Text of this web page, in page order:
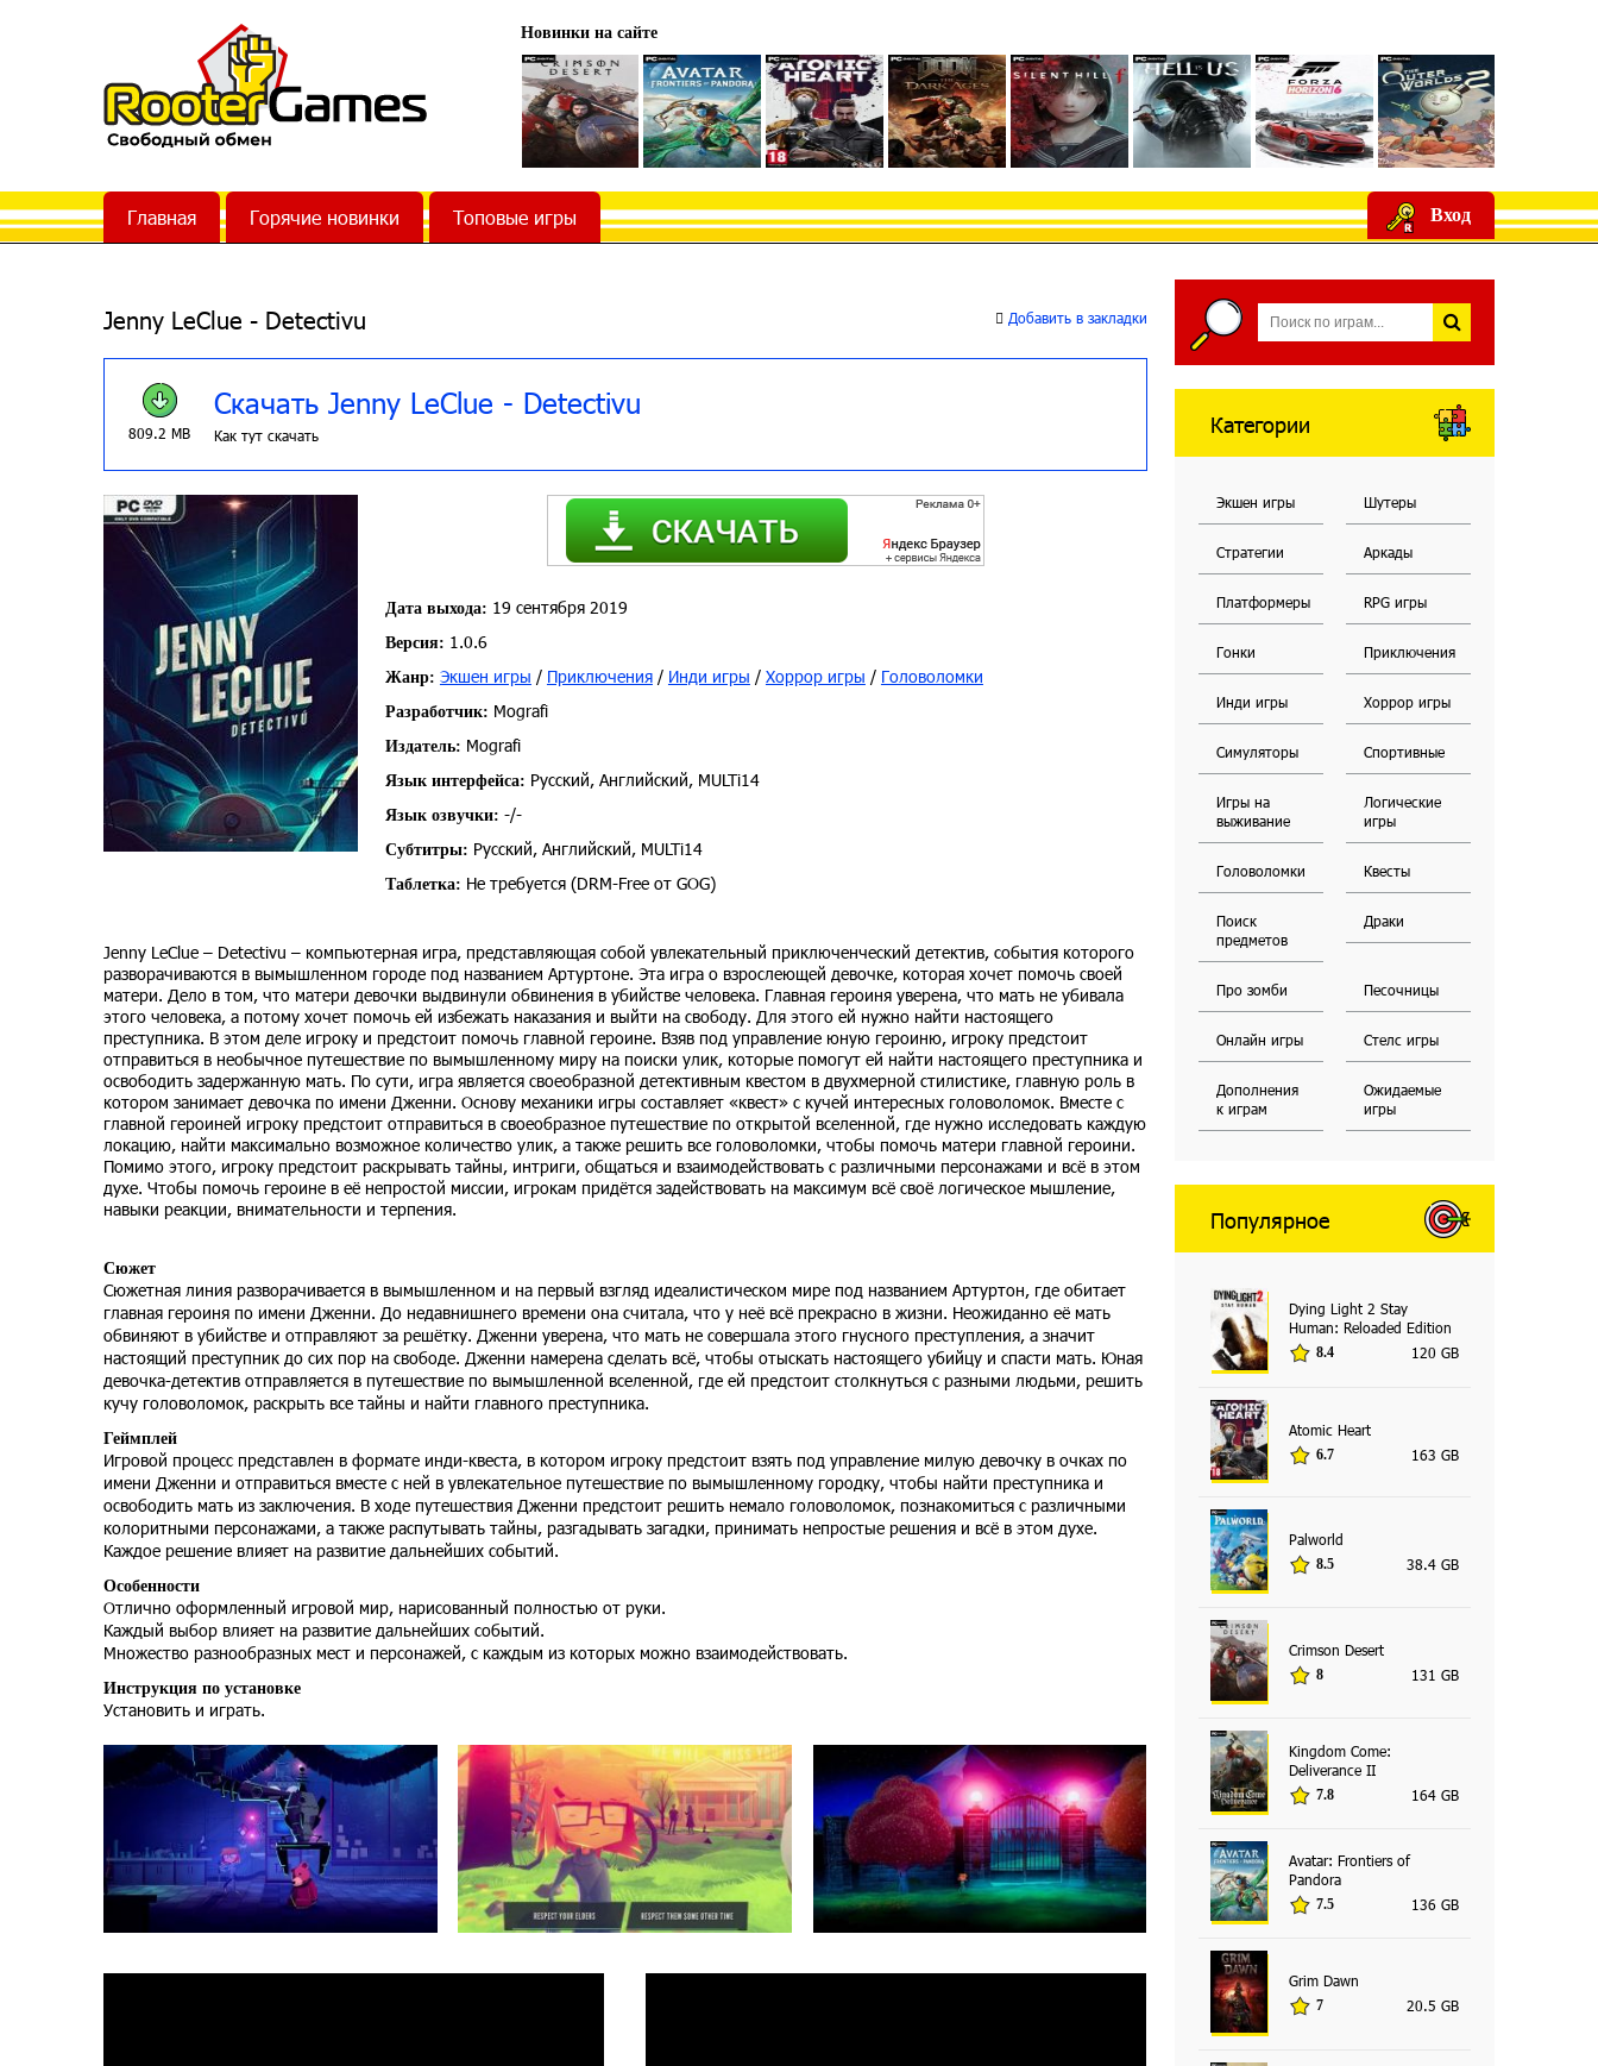
Новинки на сайте
Главная Горячие новинки Топовые игры Вход
Jenny LeClue - Detectivu Добавить в закладки
809.2 MB
Скачать Jenny LeClue - Detectivu
Как тут скачать
Дата выхода: 19 сентября 2019
Версия: 1.0.6
Жанр: Экшен игры / Приключения/ Инди игры / Хоррор игры / Головоломки
Разработчик: Mografi
Издатель: Mografi
Язык интерфейса: Русский, Английский, MULTi14
Язык озвучки: -/-
Субтитры: Русский, Английский, MULTi14
Таблетка: Не требуется (DRM-Free от GOG)
Jenny LeClue – Detectivu – компьютерная игра, представляющая собой увлекательный приключенческий детектив, события которого
разворачиваются в вымышленном городе под названием Артуртоне. Эта игра о взрослеющей девочке, которая хочет помочь своей
матери. Дело в том, что матери девочки выдвинули обвинения в убийстве человека. Главная героиня уверена, что мать не убивала
этого человека, а потому хочет помочь ей избежать наказания и выйти на свободу. Для этого ей нужно найти настоящего
преступника. В этом деле игроку и предстоит помочь главной героине. Взяв под управление юную героиню, игроку предстоит
отправиться в необычное путешествие по вымышленному миру на поиски улик, которые помогут ей найти настоящего преступника и
освободить задержанную мать. По сути, игра является своеобразной детективным квестом в двухмерной стилистике, главную роль в
котором занимает девочка по имени Дженни. Основу механики игры составляет «квест» с кучей интересных головоломок. Вместе с
главной героиней игроку предстоит отправиться в своеобразное путешествие по открытой вселенной, где нужно исследовать каждую
локацию, найти максимально возможное количество улик, а также решить все головоломки, чтобы помочь матери главной героини.
Помимо этого, игроку предстоит раскрывать тайны, интриги, общаться и взаимодействовать с различными персонажами и всё в этом
духе. Чтобы помочь героине в её непростой миссии, игрокам придётся задействовать на максимум всё своё логическое мышление,
навыки реакции, внимательности и терпения.
Сюжет
Сюжетная линия разворачивается в вымышленном и на первый взгляд идеалистическом мире под названием Артуртон, где обитает
главная героиня по имени Дженни. До недавнишнего времени она считала, что у неё всё прекрасно в жизни. Неожиданно её мать
обвиняют в убийстве и отправляют за решётку. Дженни уверена, что мать не совершала этого гнусного преступления, а значит
настоящий преступник до сих пор на свободе. Дженни намерена сделать всё, чтобы отыскать настоящего убийцу и спасти мать. Юная
девочка-детектив отправляется в путешествие по вымышленной вселенной, где ей предстоит столкнуться с разными людьми, решить
кучу головоломок, раскрыть все тайны и найти главного преступника.
Геймплей
Игровой процесс представлен в формате инди-квеста, в котором игроку предстоит взять под управление милую девочку в очках по
имени Дженни и отправиться вместе с ней в увлекательное путешествие по вымышленному городку, чтобы найти преступника и
освободить мать из заключения. В ходе путешествия Дженни предстоит решить немало головоломок, познакомиться с различными
колоритными персонажами, а также распутывать тайны, разгадывать загадки, принимать непростые решения и всё в этом духе.
Каждое решение влияет на развитие дальнейших событий.
Особенности
Отлично оформленный игровой мир, нарисованный полностью от руки.
Каждый выбор влияет на развитие дальнейших событий.
Множество разнообразных мест и персонажей, с каждым из которых можно взаимодействовать.
Инструкция по установке
Установить и играть.
Категории
Экшен игры Шутеры
Стратегии Аркады
Платформеры RPG игры
Гонки Приключения
Инди игры Хоррор игры
Симуляторы Спортивные
Игры на
выживание
Логические
игры
Головоломки Квесты
Поиск
предметов
Драки
Про зомби Песочницы
Онлайн игры Стелс игры
Дополнения
к играм
Ожидаемые
игры
Популярное
Dying Light 2 Stay
Human: Reloaded Edition
8.4 120 GB
Atomic Heart
6.7 163 GB
Palworld
8.5 38.4 GB
Crimson Desert
8 131 GB
Kingdom Come:
Deliverance II
7.8 164 GB
Avatar: Frontiers of
Pandora
7.5 136 GB
Grim Dawn
7 20.5 GB